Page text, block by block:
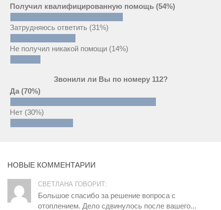
Получил квалифицированную помощь (54%)
Затрудняюсь ответить (31%)
Не получил никакой помощи (14%)
Звонили ли Вы по номеру 112?
Да (70%)
Нет (30%)
НОВЫЕ КОММЕНТАРИИ
СВЕТЛАНА ГОВОРИТ:
Большое спасибо за решение вопроса с
отоплением. Дело сдвинулось после вашего...